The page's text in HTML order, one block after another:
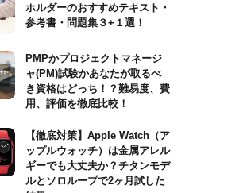
ホルダーのおすすめテキスト・
参考書・問題集３+１選！
PMPかプロジェクトマネージ
ャ(PM)試験かあなたが取るべ
き資格はどっち！？難易度、費
用、評価を徹底比較！
【徹底対策】Apple Watch（ア
ップルウォッチ）は金属アレル
ギーでも大丈夫か？チタンモデ
ルとソロループで2ヶ月試した